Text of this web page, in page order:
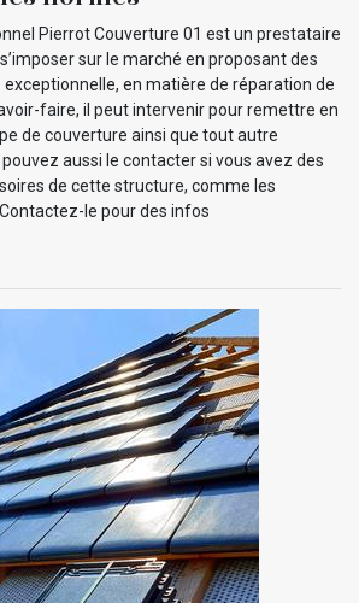
Pierrot Couverture 01 est un prestataire
sur le marché en proposant des
exceptionnelle, en matière de réparation de
faire, il peut intervenir pour remettre en
de couverture ainsi que tout autre
aussi le contacter si vous avez des
de cette structure, comme les
le pour des infos